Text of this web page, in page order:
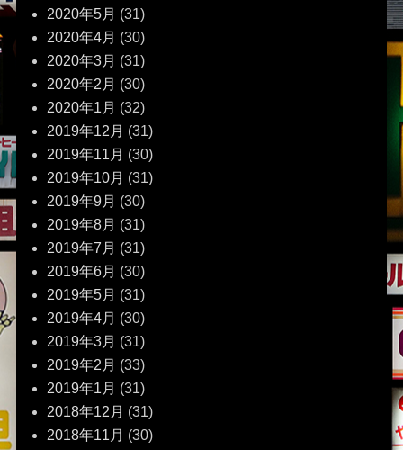
2020年5月 (31)
2020年4月 (30)
2020年3月 (31)
2020年2月 (30)
2020年1月 (32)
2019年12月 (31)
2019年11月 (30)
2019年10月 (31)
2019年9月 (30)
2019年8月 (31)
2019年7月 (31)
2019年6月 (30)
2019年5月 (31)
2019年4月 (30)
2019年3月 (31)
2019年2月 (33)
2019年1月 (31)
2018年12月 (31)
2018年11月 (30)